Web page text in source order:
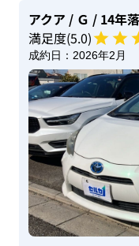
アクア / Ｇ / 14年
満足度(5.0)
成約日： 2026年2月